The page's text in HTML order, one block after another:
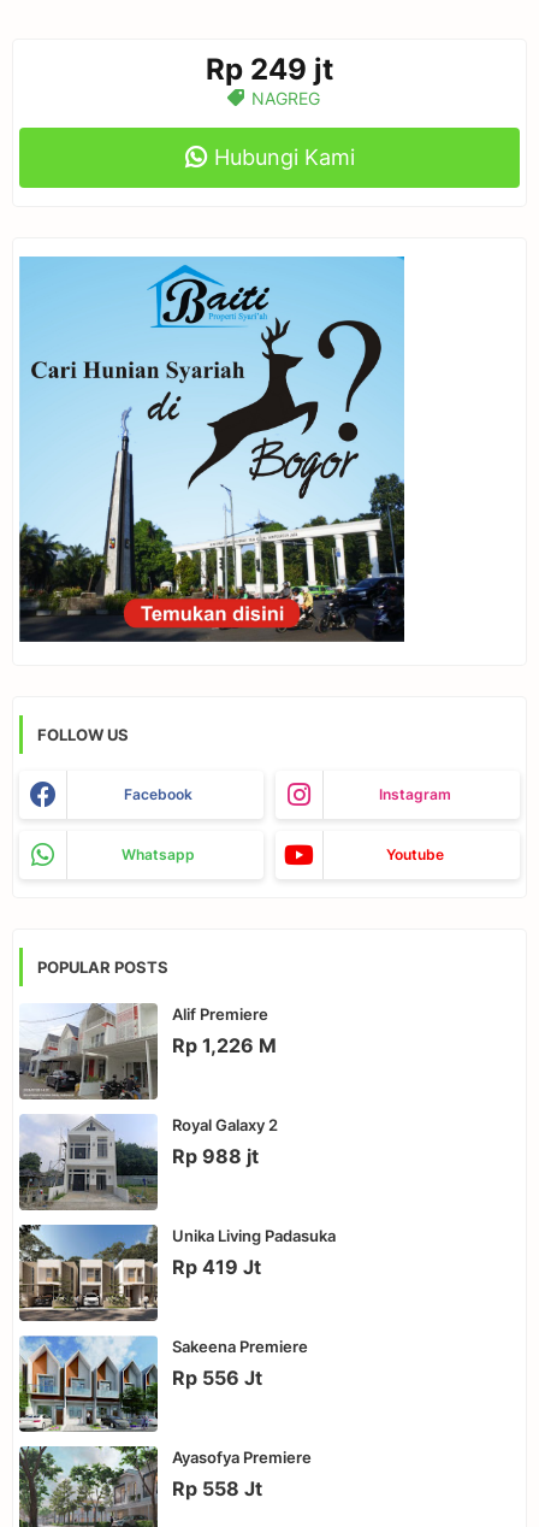
Rp 249 jt
NAGREG
Hubungi Kami
FOLLOW US
Facebook Instagram
Whatsapp Youtube
POPULAR POSTS
Alif Premiere
Rp 1,226 M
Royal Galaxy 2
Rp 988 jt
Unika Living Padasuka
Rp 419 Jt
Sakeena Premiere
Rp 556 Jt
Ayasofya Premiere
Rp 558 Jt